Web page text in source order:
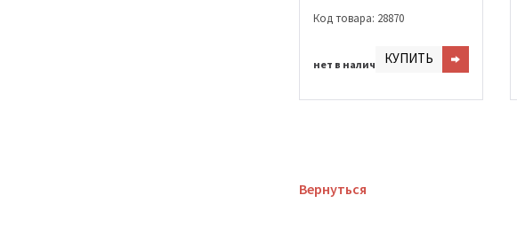
Код товара: 28870
нет в наличииКУПИТЬ
Вернуться